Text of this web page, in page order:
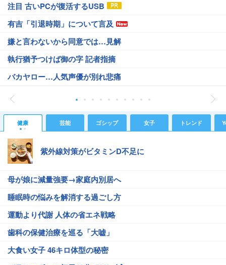
注目 古いPCが復活するUSB
有吉「引退時期」について言及
嫌と言わないから同意では…見解
執行猶予つけば御の字 記者指摘
バカヤロー…人気声優が別れ悲痛
健康 芸能 ゴシップ 女子 トレンド
紫外線対策がビタミンD不足に
母が娘に減量強要→家庭内別居へ
睡眠時の悩みを解消する過ごし方
運動より代謝 人体の省エネ戦略
歯科の保健治療を巡る「大嘘」
大食い女子 46キロ体型の秘密